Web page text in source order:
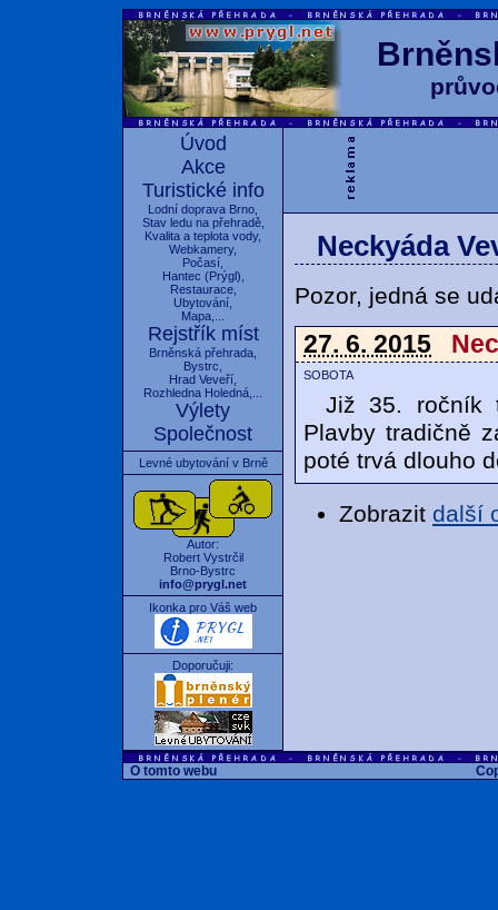
Úvod
Akce
Turistické info
Lodní doprava Brno
Stav ledu na přehradě,
Kvalita a teplota vody,
Webkamery,
Počasí
Hantec (Prýgl),
Restaurace,
Ubytování
Mapa
Rejstřík míst
Brněnská přehrada
Bystrc
Hrad Veveří
Rozhledna Holedná
Výlety
Společnost
Levné ubytování v Brně
Autor:
Robert Vystrčil
Brno-Bystrc
info@prygl.net
Ikonka pro Váš web
Doporučuji:
Neckyáda
Pozor, jedná se
27. 6. 2015
sobota
Již 35. ročník
Plavby tradičně
poté trvá dlouho
Zobrazit další
O tomto webu